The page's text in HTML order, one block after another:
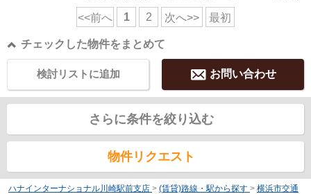
<<前へ 1 2 次へ>> 最初
チェックした物件をまとめて
お問い合わせ
検討リストに追加
さらに条件を絞り込む
物件リクエスト
ハナインターナショナル川崎駅前支店 > (賃貸)路線・駅から探す > 横浜市交通